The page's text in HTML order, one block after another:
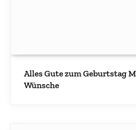
Alles Gute zum Geburtstag
Wünsche